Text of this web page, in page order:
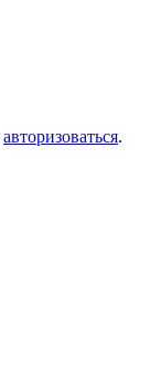
авторизоваться.